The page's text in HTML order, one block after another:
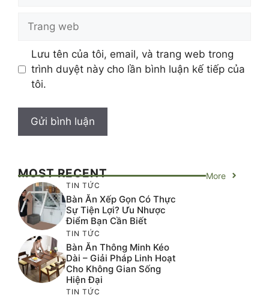
Trang
Lưu tên của tôi, email, và trang web trong
trình duyệt này cho lần bình luận kế tiếp của
tôi.
MOST RECENT More
TIN TỨC
Bàn Ăn Xếp Gọn Có Thực
Sự Tiện Lợi? Ưu Nhược
Điểm Bạn Cần Biết
TIN TỨC
Bàn Ăn Thông Minh Kéo
Dài – Giải Pháp Linh Hoạt
Cho Không Gian Sống
Hiện Đại
TIN TỨC